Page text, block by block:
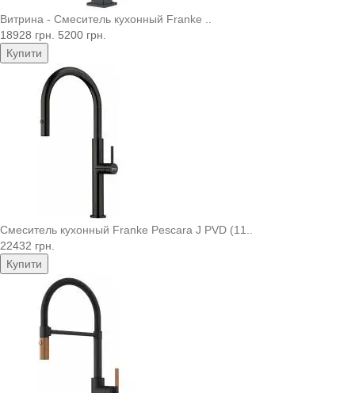
Витрина - Смеситель кухонный Franke ..
18928 грн.
5200 грн.
Купити
Смеситель кухонный Franke Pescara J PVD (11..
22432 грн.
Купити